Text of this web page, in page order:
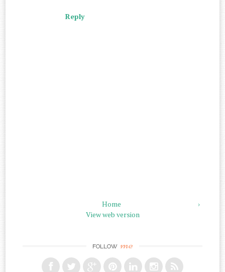
Reply
›
Home
View web version
FOLLOW me